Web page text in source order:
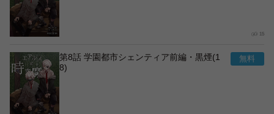
15
第8話 学園都市シェンティア前編・黒煙(1
8)